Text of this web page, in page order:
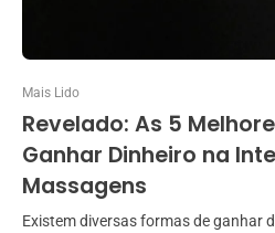
Mais Lido
Revelado: As 5
Ganhar Dinheiro na
Massagens
Existem diversas formas de ganhar